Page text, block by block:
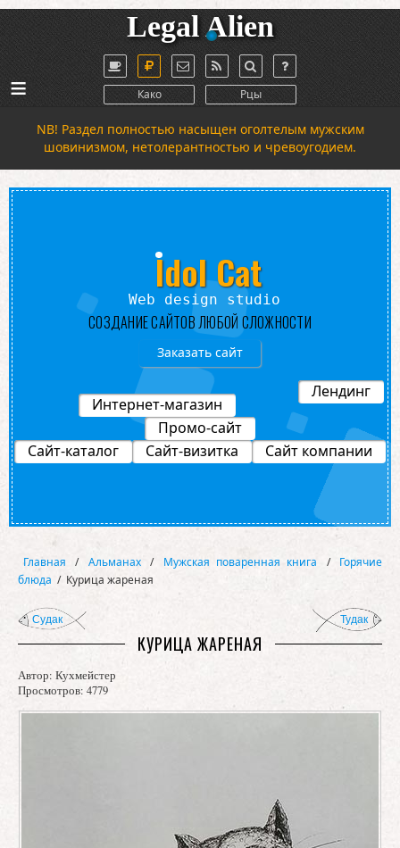
Legal Alien
Како Рцы
≡
NB! Раздел полностью насыщен оголтелым мужским
шовинизмом, нетолерантностью и чревоугодием.
Лендинг
Промо-сайт
Интернет-магазин
Idol Cat
Web design studio
СОЗДАНИЕ САЙТОВ ЛЮБОЙ СЛОЖНОСТИ
Заказать сайт
Сайт-каталог Сайт-визитка Сайт компании
Главная / Альманах / Мужская поваренная книга / Горячие
блюда / Курица жареная
Судак Тудак
КУРИЦА ЖАРЕНАЯ
Автор: Кухмейстер
Просмотров: 4779